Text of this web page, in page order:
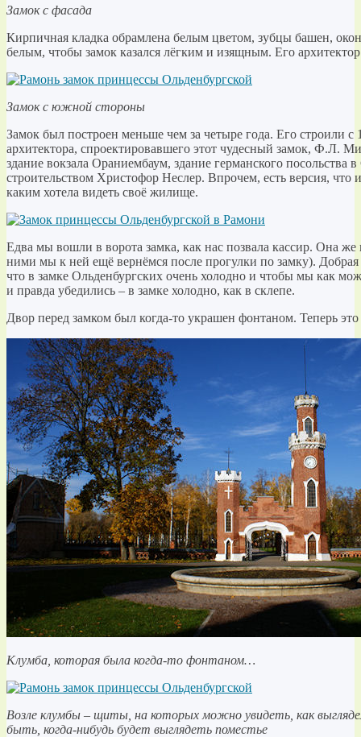
Замок с фасада
Кирпичная кладка обрамлена белым цветом, зубцы башен,
белым, чтобы замок казался лёгким и изящным. Его архитектор
Замок с южной стороны
Замок был построен меньше чем за четыре года. Его строили
архитектора, спроектировавшего этот чудесный замок, Ф.Л.
здание вокзала Ораниембаум, здание германского посольства
строительством Христофор Неслер. Впрочем, есть версия, что
каким хотела видеть своё жилище.
Едва мы вошли в ворота замка, как нас позвала кассир. Она
ними мы к ней ещё вернёмся после прогулки по замку).
что в замке Ольденбургских очень холодно и чтобы мы как
и правда убедились – в замке холодно, как в склепе.
Двор перед замком был когда-то украшен фонтаном. Теперь это
Клумба, которая была когда-то фонтаном…
Возле клумбы – щиты, на которых можно увидеть, как
быть, когда-нибудь будет выглядеть поместье